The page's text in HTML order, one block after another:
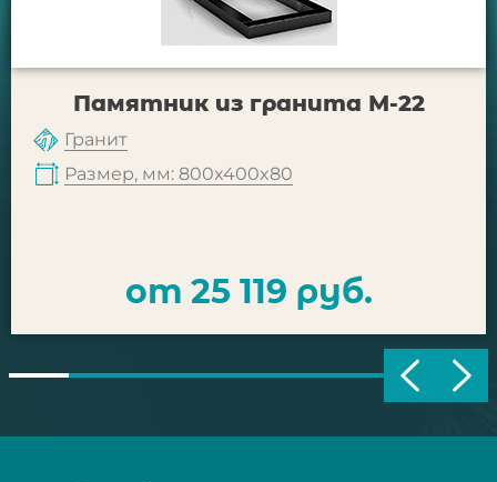
Памятник из гранита М-22
Гранит
Размер, мм: 800x400x80
от 25 119 руб.